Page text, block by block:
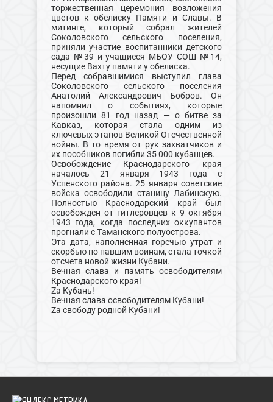
торжественная церемония возложения
цветов к обелиску Памяти и Славы. В
митинге, который собрал жителей
Соколовского сельского поселения,
приняли участие воспитанники детского
сада №39 и учащиеся МБОУ СОШ №14,
несущие Вахту памяти у обелиска.
Перед собравшимися выступил глава
Соколовского сельского поселения
Анатолий Александрович Бобров. Он
напомнил о событиях, которые
произошли 81 год назад — о битве за
Кавказ, которая стала одним из
ключевых этапов Великой Отечественной
войны. В то время от рук захватчиков и
их пособников погибли 35 000 кубанцев.
Освобождение Краснодарского края
началось 21 января 1943 года с
Успенского района. 25 января советские
войска освободили станицу Лабинскую.
Полностью Краснодарский край был
освобожден от гитлеровцев к 9 октября
1943 года, когда последних оккупантов
прогнали с Таманского полуострова.
Эта дата, наполненная горечью утрат и
скорбью по павшим воинам, стала точкой
отсчета новой жизни Кубани.
Вечная слава и память освободителям
Краснодарского края!
Zа Кубань!
Вечная слава освободителям Кубани!
Zа свободу родной Кубани!